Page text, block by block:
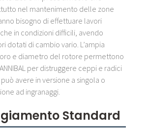
nel mantenimento delle zone
bisogno di effettuare lavori
in condizioni difficili, avendo
dotati di cambio vario. L’ampia
e diametro del rotore permettono
per distruggere ceppi e radici
avere in versione a singola o
ad ingranaggi.
Standard